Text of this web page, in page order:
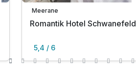
Meerane
Romantik Hotel Schwanefeld
5,4 / 6